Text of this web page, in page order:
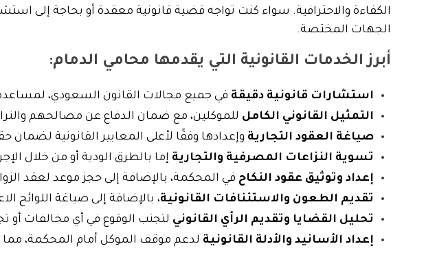
الكفاءة والاحترافية. سواء كنت تواجه قضية قانونية معقدة أو بحاجة إلى
الجهات المختصة.
أبرز الخدمات القانونية التي يقدمها محامي الدمام:
استشارات قانونية دقيقة في جميع مجالات القانون السعودي، لمساعدة
التمثيل القانوني الكامل للموكلين، مع ضمان الدفاع عن مصالحهم
صياغة العقود التجارية وإعدادها وفقًا لأعلى المعايير القانونية لضمان
تسوية النزاعات المصرفية والتجارية إما بالطرق الودية أو من خلال
إعداد وتوثيق عقود النكاح في المحكمة، بالإضافة إلى حجز موعد لعقد
تقديم الطعون والاستئنافات القانونية، بالإضافة إلى صياغة اللوائح
تحليل القضايا وتقديم الرأي القانوني لتجنب الوقوع في أي مخالفات أو
إعداد الأسانيد والأدلة القانونية لدعم موقف الموكل أمام المحكمة،